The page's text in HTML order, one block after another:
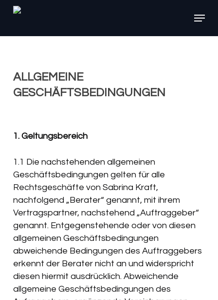
Skip
Menu
ALLGEMEINE
GESCHÄFTSBEDINGUNGEN
1. Geltungsbereich
1.1 Die nachstehenden allgemeinen
Geschäftsbedingungen gelten für alle
Rechtsgeschäfte von Sabrina Kraft,
nachfolgend „Berater“ genannt, mit ihrem
Vertragspartner, nachstehend „Auftraggeber“
genannt. Entgegenstehende oder von diesen
allgemeinen Geschäftsbedingungen
abweichende Bedingungen des Auftraggebers
erkennt der Berater nicht an und widerspricht
diesen hiermit ausdrücklich. Abweichende
allgemeine Geschäftsbedingungen des